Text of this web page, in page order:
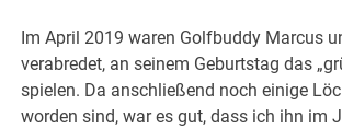
Im April 2019 waren Golfbuddy Marcus
verabredet, an seinem Geburtstag das
spielen. Da anschließend noch einige
worden sind, war es gut, dass ich ihn im